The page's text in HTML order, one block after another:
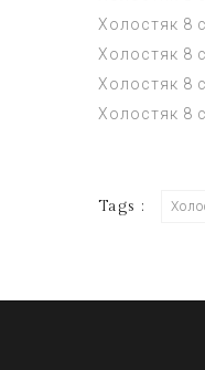
Холостяк 8
Холостяк 8
Холостяк 8
Холостяк 8
Tags :